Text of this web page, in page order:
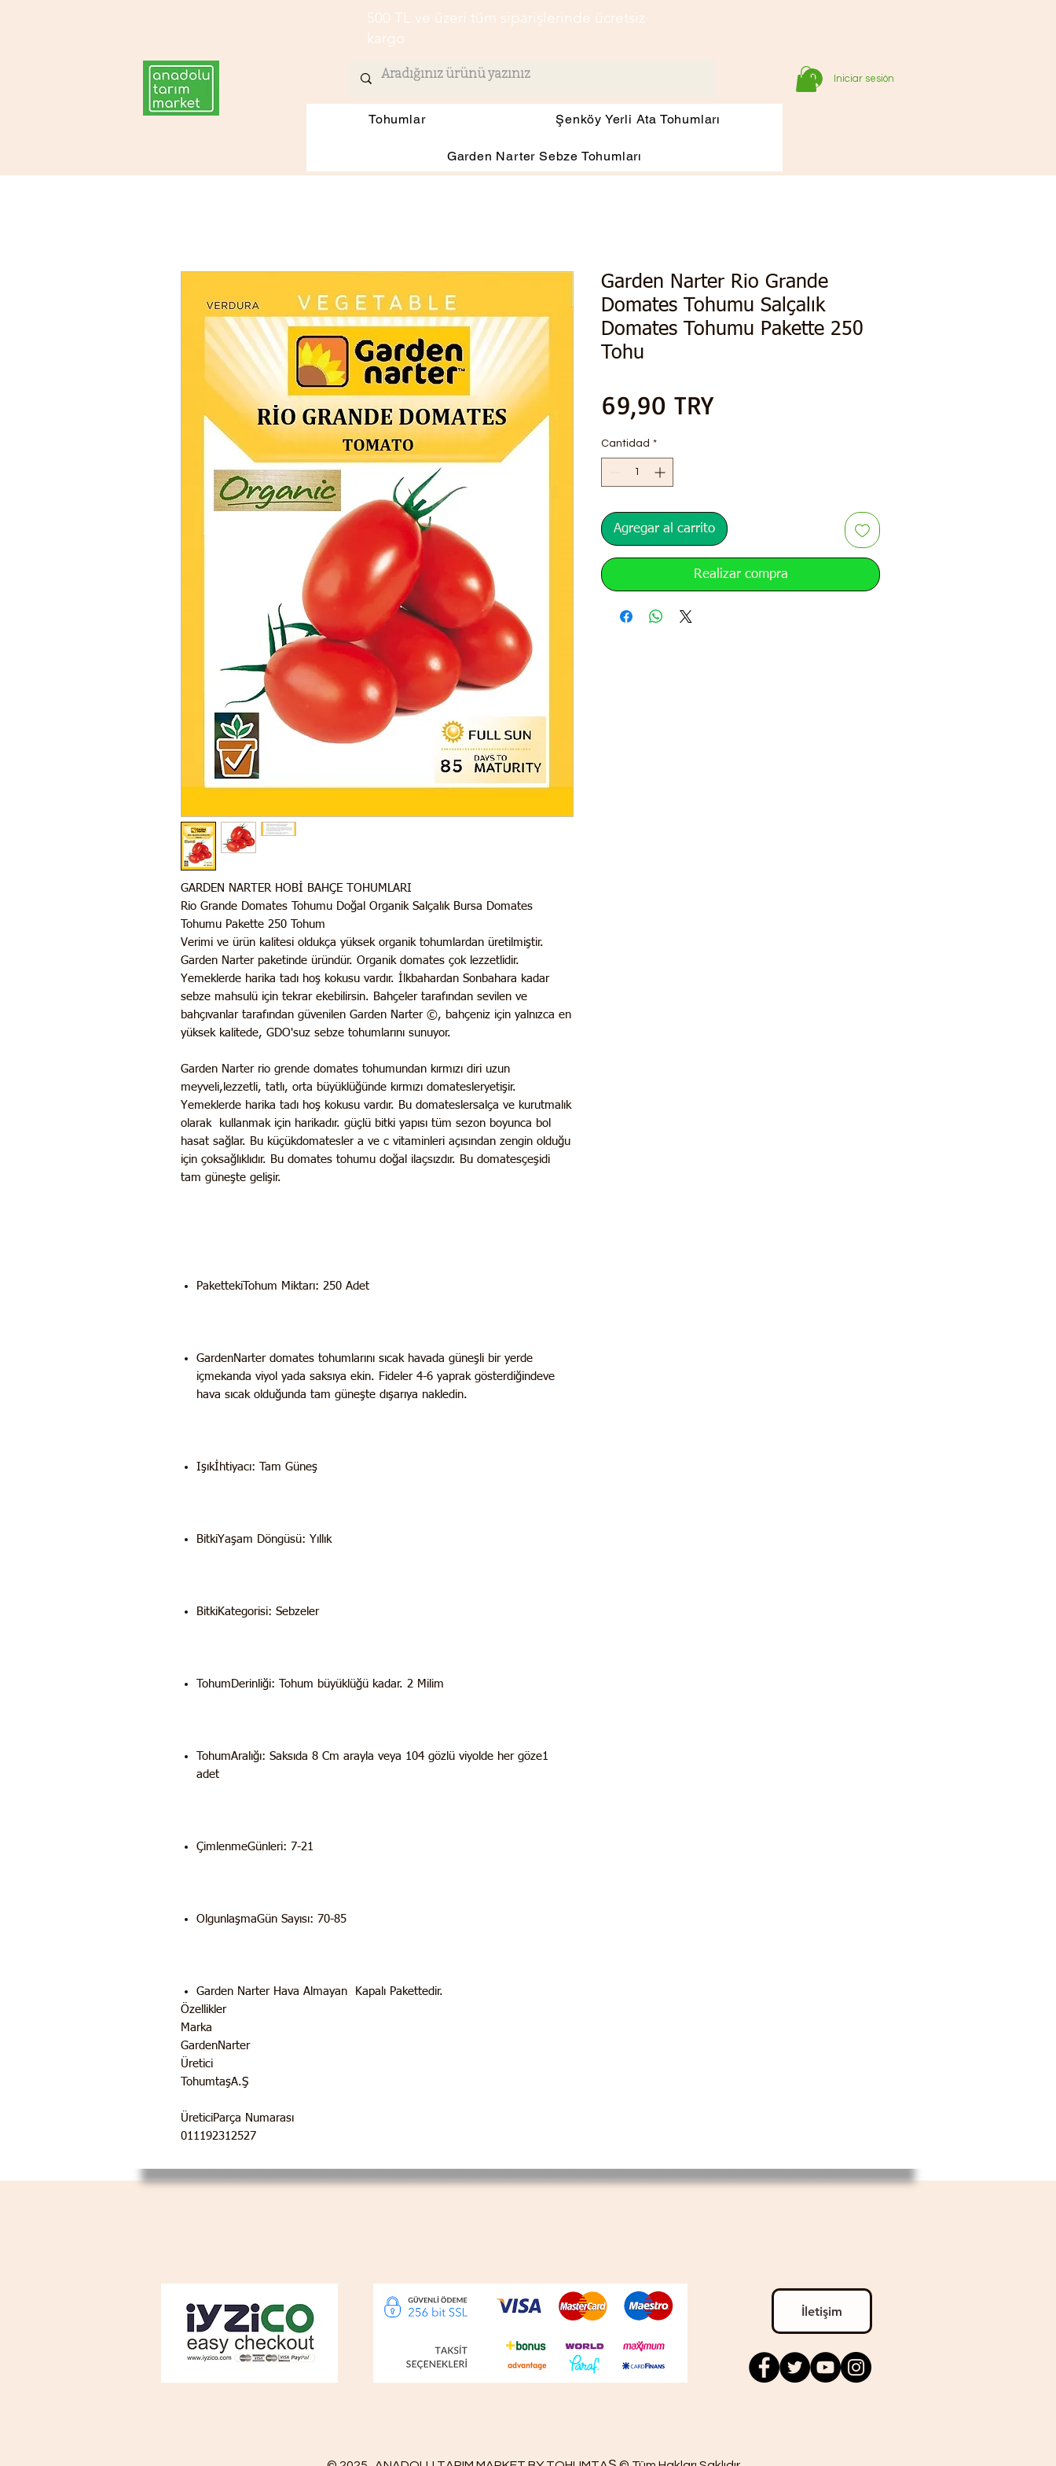
500 TL ve üzeri tüm siparişlerinde ücretsiz
kargo
Iniciar sesión
Tohumlar Şenköy Yerli Ata Tohumları
Garden Narter Sebze Tohumları
GARDEN NARTER HOBİ BAHÇE TOHUMLARI
Rio Grande Domates Tohumu Doğal Organik Salçalık Bursa Domates
Tohumu Pakette 250 Tohum
Verimi ve ürün kalitesi oldukça yüksek organik tohumlardan üretilmiştir.
Garden Narter paketinde üründür. Organik domates çok lezzetlidir.
Yemeklerde harika tadı hoş kokusu vardır. İlkbahardan Sonbahara kadar
sebze mahsulü için tekrar ekebilirsin. Bahçeler tarafından sevilen ve
bahçıvanlar tarafından güvenilen Garden Narter ©, bahçeniz için yalnızca en
yüksek kalitede, GDO'suz sebze tohumlarını sunuyor.
Garden Narter rio grende domates tohumundan kırmızı diri uzun
meyveli,lezzetli, tatlı, orta büyüklüğünde kırmızı domatesleryetişir.
Yemeklerde harika tadı hoş kokusu vardır. Bu domateslersalça ve kurutmalık
olarak kullanmak için harikadır. güçlü bitki yapısı tüm sezon boyunca bol
hasat sağlar. Bu küçükdomatesler a ve c vitaminleri açısından zengin olduğu
için çoksağlıklıdır. Bu domates tohumu doğal ilaçsızdır. Bu domatesçeşidi
tam güneşte gelişir.
PakettekiTohum Miktarı: 250 Adet
GardenNarter domates tohumlarını sıcak havada güneşli bir yerde
içmekanda viyol yada saksıya ekin. Fideler 4-6 yaprak gösterdiğindeve
hava sıcak olduğunda tam güneşte dışarıya nakledin.
Işıkİhtiyacı: Tam Güneş
BitkiYaşam Döngüsü: Yıllık
BitkiKategorisi: Sebzeler
TohumDerinliği: Tohum büyüklüğü kadar. 2 Milim
TohumAralığı: Saksıda 8 Cm arayla veya 104 gözlü viyolde her göze1
adet
ÇimlenmeGünleri: 7-21
OlgunlaşmaGün Sayısı: 70-85
Garden Narter Hava Almayan Kapalı Pakettedir.
Özellikler
Marka
GardenNarter
Üretici
TohumtaşA.Ş
ÜreticiParça Numarası
011192312527
Garden Narter Rio Grande
Domates Tohumu Salçalık
Domates Tohumu Pakette 250
Tohu
69,90 TRYPrecio
Cantidad *
Agregar al carrito
Realizar compra
İletişim